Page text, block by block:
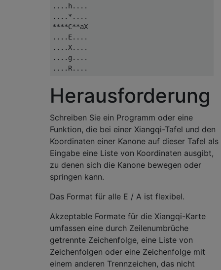
....h....
....*....
****C**aX
....E....
....X....
....g....
Herausforderung
Schreiben Sie ein Programm oder eine
Funktion, die bei einer Xiangqi-Tafel und den
Koordinaten einer Kanone auf dieser Tafel als
Eingabe eine Liste von Koordinaten ausgibt,
zu denen sich die Kanone bewegen oder
springen kann.
Das Format für alle E / A ist flexibel.
Akzeptable Formate für die Xiangqi-Karte
umfassen eine durch Zeilenumbrüche
getrennte Zeichenfolge, eine Liste von
Zeichenfolgen oder eine Zeichenfolge mit
einem anderen Trennzeichen, das nicht